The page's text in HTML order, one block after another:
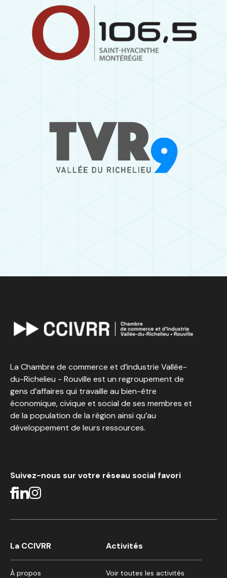
La Chambre de commerce et d’industrie Vallée-
du-Richelieu - Rouville est un regroupement de
gens d’affaires qui travaille au bien-être
économique, civique et social de ses membres et
de la population de la région ainsi qu’au
développement de leurs ressources.
Suivez-nous sur votre réseau social favori
La CCIVRR
À propos
Activités
Voir toutes les activités